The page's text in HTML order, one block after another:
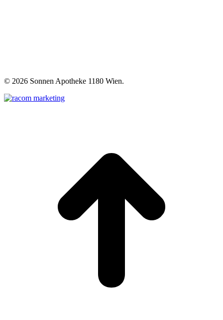
© 2026 Sonnen Apotheke 1180 Wien.